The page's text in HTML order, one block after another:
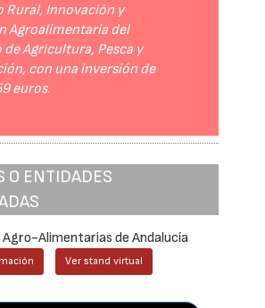
Rural, Innovación y
Agroalimentaria del
Agricultura, Pesca y
con una inversión de
euros.
O ENTIDADES
Alimentarias de Andalucía
Ver stand virtual